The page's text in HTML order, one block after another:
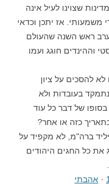
שצוינו לעיל אינה
משמעותי. אז יתכן וכדאי
ראש השנה שהעולם
וההינדים חוגג ועמו
להסכים על ציון
בעובדות ולא
של דבר כל עוד
כזה או אחר?
יליד ברה"מ, לא מקפיד על
כל החגים היהודים
אהבתי